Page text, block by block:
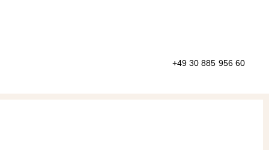
+49 30 885 956 60